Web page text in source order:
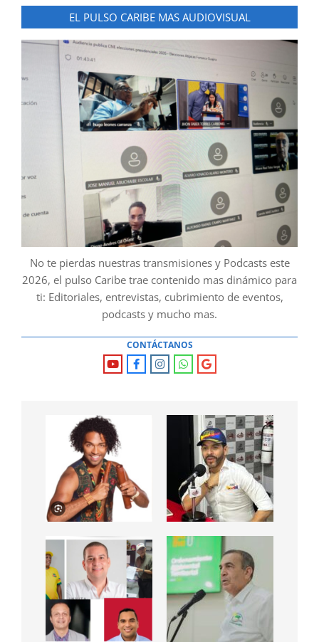
EL PULSO CARIBE MAS AUDIOVISUAL
No te pierdas nuestras transmisiones y Podcasts este
2026, el pulso Caribe trae contenido mas dinámico para
ti: Editoriales, entrevistas, cubrimiento de eventos,
podcasts y mucho mas.
CONTÁCTANOS